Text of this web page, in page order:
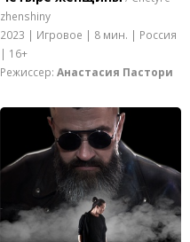
zhenshiny
2023 | Игровое | 8 мин. | Россия
| 16+
Режиссер: Анастасия Пастори